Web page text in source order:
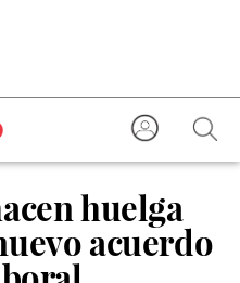
huelga
acuerdo